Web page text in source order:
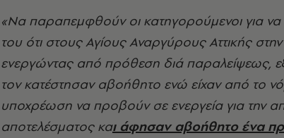
«Να παραπεμφθούν οι κατηγορούμενοι για να
του ότι στους Αγίους Αναργύρους Αττικής
ενεργώντας από πρόθεση διά παραλείψεως,
τον κατέστησαν αβοήθητο ενώ είχαν από το
υποχρέωση να προβούν σε ενεργεία για την
αποτελέσματος και άφησαν αβοήθητο ένα